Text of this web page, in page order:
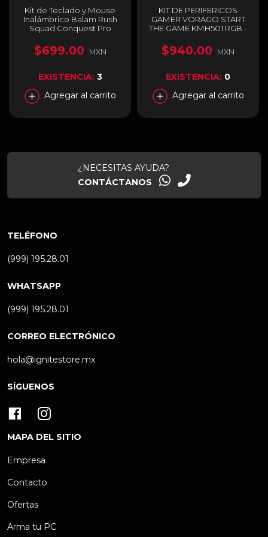
Kit de Teclado y Mouse
Inalámbrico Balam Rush
Squad Conquest Pro
Perilla Multimedia | Anti-
Ghosting | 1200 a 7200
Windows | Español | RGB |
Negro | BR-940429
$699.00 MXN
EXISTENCIA: 3
Agregar al carrito
KIT DE PERIFERICOS
GAMER VORAGO START
THE GAME KMH501 RGB -
$940.00 MXN
EXISTENCIA: 0
Agregar al carrito
¿NECESITAS AYUDA?
CONTÁCTANOS
TELÉFONO
(999) 195.28.01
WHATSAPP
(999) 195.28.01
CORREO ELECTRÓNICO
hola@ignitestore.mx
SÍGUENOS
MAPA DEL SITIO
Empresa
Contacto
Ofertas
Arma tu PC